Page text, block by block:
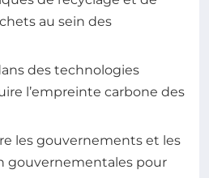
au sein des
des technologies
l’empreinte carbone des
les gouvernements et les
gouvernementales pour